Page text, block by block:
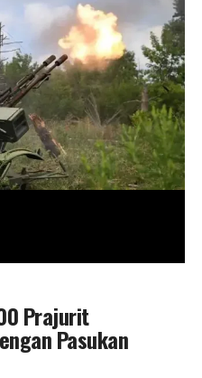
Prajurit
Pasukan